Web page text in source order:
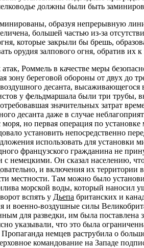
должны были быть
образуя непрерывную
большей частью из-за
которые закрыли бы брешь,
орудия залпового огня, обратив
Роммель в качестве меры
зону береговой обороны от двух до
десанта,
у фельдмаршала были три трубы,
значительных затрат
десанта даже в случае
но первая операция по
установить непосредственно
использовать для
французского гражданина не
Он сказал населению, что
и включения их
местности. Там можно было
морской воды, который наносил
вспять у Дьепа британских и
военно-воздушные силы
для разведки, им была поставлена
указывали, что это была
немцев раструбила о
командование на Западе